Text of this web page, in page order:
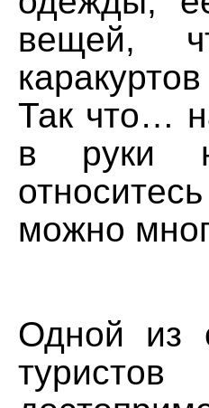
вещей,
Так что…
в руки
можно
Одной из